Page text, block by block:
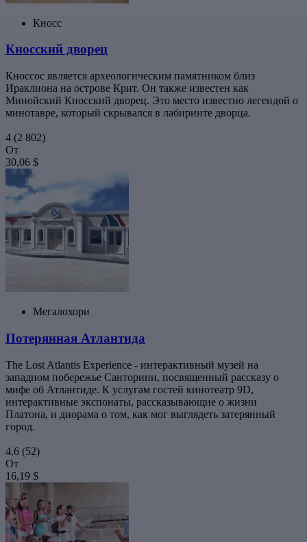
Кносс
Кносский дворец
Кноссос является археологическим памятником близ
Ираклиона на острове Крит. Он также известен как
Минойский Кносский дворец. Это место известно легендой о
минотавре, который скрывался в лабиринте дворца.
4 (2 802)
От
30,06 $
Мегалохори
Потерянная Атлантида
The Lost Atlantis Experience - интерактивный музей на
западном побережье Санторини, посвященный рассказу о
мифе об Атлантиде. К услугам гостей кинотеатр 9D,
интерактивные экспонаты, рассказывающие о жизни
Платона, и диорама о том, как мог выглядеть затерянный
город.
4,6 (52)
От
16,19 $